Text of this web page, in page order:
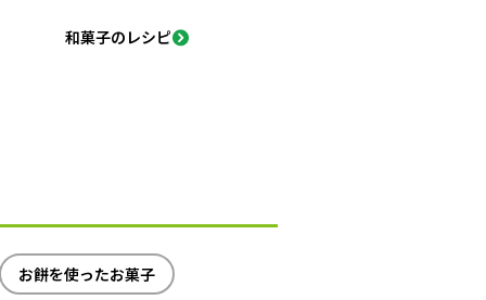
和菓子のレシピ
お餅を使ったお菓子